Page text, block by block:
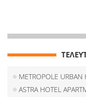
METROPOLE URBAN
ASTRA HOTEL